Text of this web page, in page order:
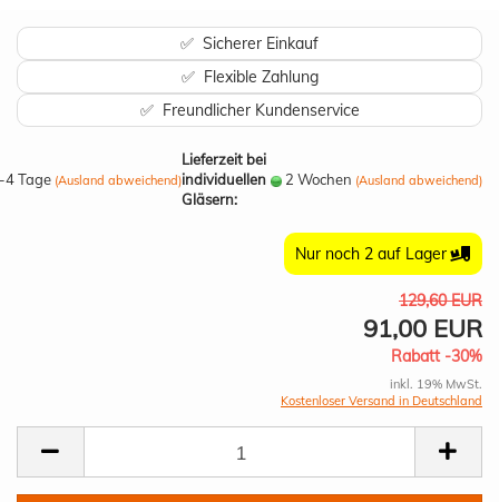
✅ Sicherer Einkauf
✅ Flexible Zahlung
✅ Freundlicher Kundenservice
4 Tage (Ausland abweichend)
Lieferzeit bei
individuellen
Gläsern:
2 Wochen (Ausland abweichend)
Nur noch 2 auf Lager
129,60 EUR
91,00 EUR
Rabatt -30%
inkl. 19% MwSt.
Kostenloser Versand in Deutschland